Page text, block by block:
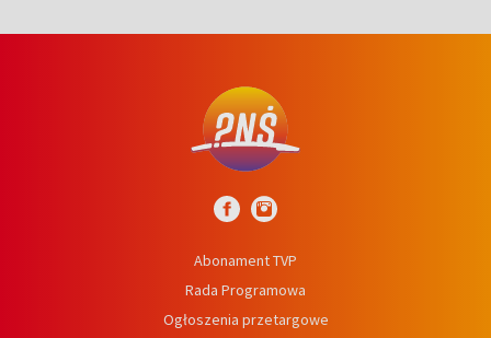
Abonament TVP
Rada Programowa
Ogłoszenia przetargowe